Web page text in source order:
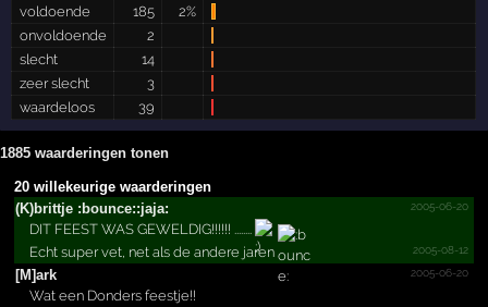
voldoende
185
2%
onvoldoende
2
slecht
14
zeer slecht
3
waardeloos
39
1885 waarderingen tonen
20 willekeurige waarderingen
(K)brittje :bounc­e::jaj­a:
2005-06-20
DIT FEEST WAS GEWELDIG!!!!!! ........
2005-08-12
Echt super vet, net als de andere jaren
[M]ark
2005-06-20
Wat een Donders feestje!!